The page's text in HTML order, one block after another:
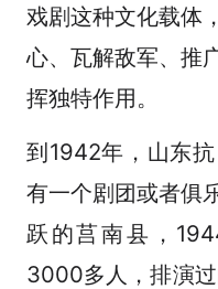
戏剧这种文化载体
心、瓦解敌军、推
挥独特作用。
到1942年，山东
有一个剧团或者俱
跃的莒南县，
3000多人，排演